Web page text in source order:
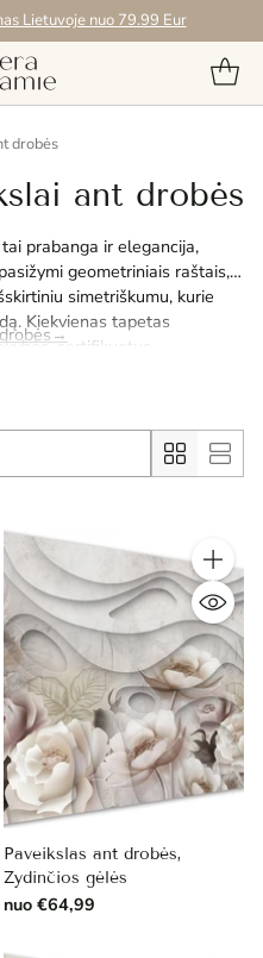
Lietuvoje nuo 79.99 Eur
drobės
ant drobės
prabanga ir elegancija,
geometriniais raštais,
simetriškumu, kurie
Kiekvienas tapetas
sertifikuotus
dėl ilgaamžiškumo ir
tapetus, Tu sukursi
Kiekis
Paveikslas ant drobės,
Žydinčios gėlės
nuo €64,99